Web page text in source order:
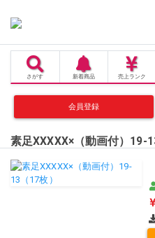
さがす 新着商品 売上 ランク
会員登録
素足XXXXX×（動画付）19-